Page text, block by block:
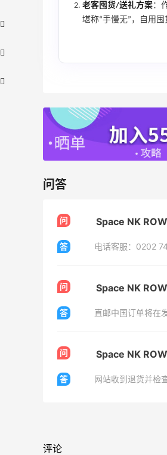
老客囤货/送礼方案：
堪称“手慢无”，自用囤
问答
问 Space NK
答
问 Space NK
答 直邮中国订单将在
问 Space NK
答 网站收到退货并检
评论
2天
【55专享】Bobbi
18小时
Bloomingdales：
Tory Burch、拉夫
Shu Uemura：植
颜油系列
4天21小时
Space NK UK：美
Eldridge、